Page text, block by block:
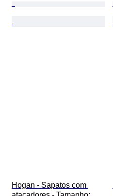
Hogan - Sapatos com